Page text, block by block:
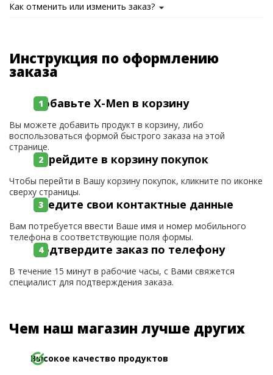
Как отменить или изменить заказ?
Инструкция по оформлению
заказа
Добавьте X-Men в корзину
Вы можете добавить продукт в корзину, либо
воспользоваться формой быстрого заказа на этой
странице.
Перейдите в корзину покупок
Чтобы перейти в Вашу корзину покупок, кликните по иконке
сверху страницы.
Введите свои контактные данные
Вам потребуется ввести Ваше имя и номер мобильного
телефона в соответствующие поля формы.
Подтвердите заказ по телефону
В течение 15 минут в рабочие часы, с Вами свяжется
специалист для подтверждения заказа.
Чем наш магазин лучше других
Высокое качество продуктов